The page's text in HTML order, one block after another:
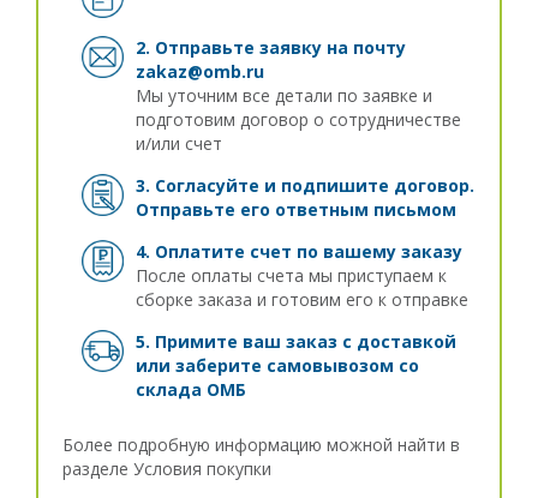
2. Отправьте заявку на почту
zakaz@omb.ru
Мы уточним все детали по заявке и
подготовим договор о сотрудничестве
и/или счет
3. Согласуйте и подпишите договор.
Отправьте его ответным письмом
4. Оплатите счет по вашему заказу
После оплаты счета мы приступаем к
сборке заказа и готовим его к отправке
5. Примите ваш заказ с доставкой
или заберите самовывозом со
склада ОМБ
Более подробную информацию можной найти в
разделе Условия покупки